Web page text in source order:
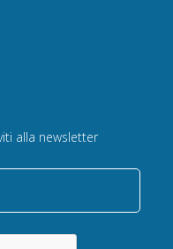
alla newsletter